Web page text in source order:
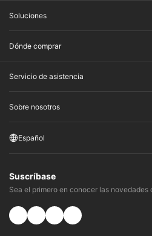
Soluciones
Dónde comprar
Servicio de asistencia
Sobre nosotros
Español
Suscríbase
Sea el primero en conocer las novedades